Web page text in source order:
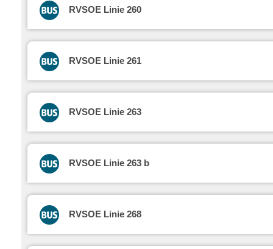
RVSOE Linie 260
RVSOE Linie 261
RVSOE Linie 263
RVSOE Linie 263 b
RVSOE Linie 268